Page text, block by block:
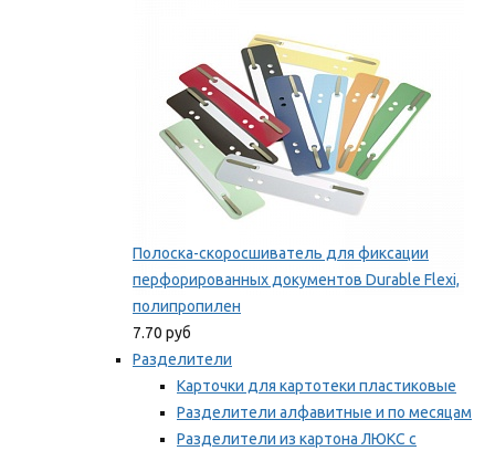
Полоска-скоросшиватель для фиксации
перфорированных документов Durable Flexi,
полипропилен
7.70 руб
Разделители
Карточки для картотеки пластиковые
Разделители алфавитные и по месяцам
Разделители из картона ЛЮКС с